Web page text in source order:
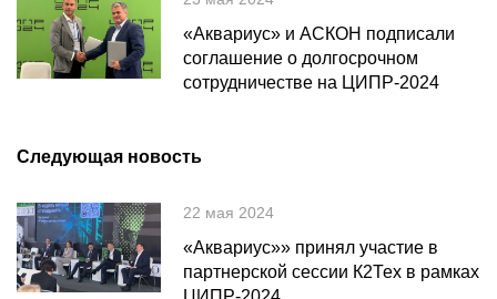
«Аквариус» и АСКОН подписали
соглашение о долгосрочном
сотрудничестве на ЦИПР-2024
Следующая новость
22 мая 2024
«Аквариус»» принял участие в
партнерской сессии К2Тех в рамках